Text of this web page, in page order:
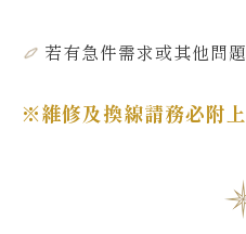
若有急件需求或其他問題
※維修及換線請務必附上